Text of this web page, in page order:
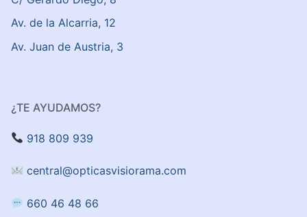
Av. de la Alcarria, 12
Av. Juan de Austria, 3
¿TE AYUDAMOS?
918 809 939
central@opticasvisiorama.com
660 46 48 66